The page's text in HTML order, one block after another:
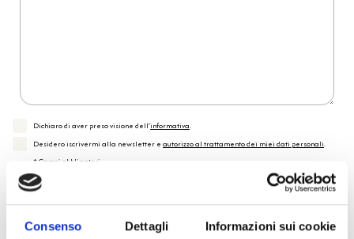
Consenso Dettagli Informazioni sui cookie
Dichiaro di aver preso visione dell'informativa.
Desidero iscrivermi alla newsletter e autorizzo al trattamento dei miei dati personali.
* Campi obbligatori